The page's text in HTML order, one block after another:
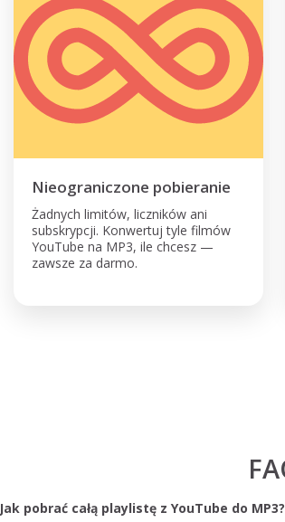
Nieograniczone pobieranie
Żadnych limitów, liczników ani
subskrypcji. Konwertuj tyle filmów
YouTube na MP3, ile chcesz —
zawsze za darmo.
Jak pobrać całą playlistę z YouTube do MP3?